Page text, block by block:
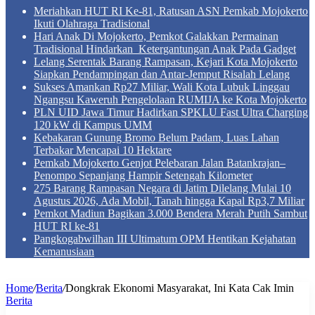
Meriahkan HUT RI Ke-81, Ratusan ASN Pemkab Mojokerto
Ikuti Olahraga Tradisional
Hari Anak Di Mojokerto, Pemkot Galakkan Permainan
Tradisional Hindarkan Ketergantungan Anak Pada Gadget
Lelang Serentak Barang Rampasan, Kejari Kota Mojokerto
Siapkan Pendampingan dan Antar-Jemput Risalah Lelang
Sukses Amankan Rp27 Miliar, Wali Kota Lubuk Linggau
Ngangsu Kaweruh Pengelolaan RUMIJA ke Kota Mojokerto
PLN UID Jawa Timur Hadirkan SPKLU Fast Ultra Charging
120 kW di Kampus UMM
Kebakaran Gunung Bromo Belum Padam, Luas Lahan
Terbakar Mencapai 10 Hektare
Pemkab Mojokerto Genjot Pelebaran Jalan Batankrajan–
Penompo Sepanjang Hampir Setengah Kilometer
275 Barang Rampasan Negara di Jatim Dilelang Mulai 10
Agustus 2026, Ada Mobil, Tanah hingga Kapal Rp3,7 Miliar
Pemkot Madiun Bagikan 3.000 Bendera Merah Putih Sambut
HUT RI ke-81
Pangkogabwilhan III Ultimatum OPM Hentikan Kejahatan
Kemanusiaan
Home/Berita/Dongkrak Ekonomi Masyarakat, Ini Kata Cak Imin
Berita